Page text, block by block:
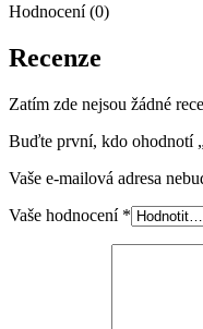
Hodnocení (0)
Recenze
Zatím zde nejsou žádné
Buďte první, kdo ohodnotí
Vaše e-mailová adresa
Vaše hodnocení *